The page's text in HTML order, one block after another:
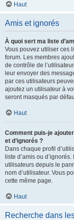
Haut
Amis et ignorés
À quoi sert ma liste
Vous pouvez utiliser ces
forum. Les membres
de contrôle de
leur envoyer des
par ces utilisateurs
ajoutez un utilisateur à
seront masqués par
Haut
Comment puis-je
et d’ignorés ?
Dans chaque profil
liste d’amis ou
utilisateurs depuis le
nom d’utilisateur. Vous
cette même page.
Haut
Recherche dans